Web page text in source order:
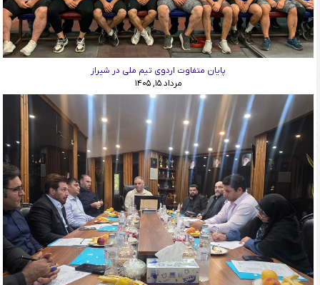
پایان متفاوت اردوی تیم ملی در شیراز
مرداد ۱۵, ۱۴۰۵